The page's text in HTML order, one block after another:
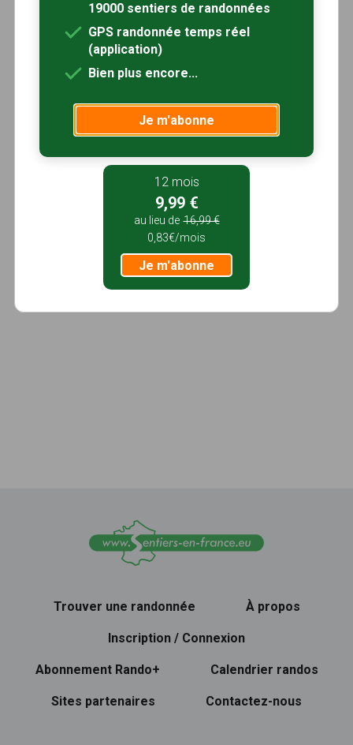
Trouver une randonnée À propos
Inscription / Connexion
Abonnement Rando+ Calendrier randos
Sites partenaires Contactez-nous
19000 sentiers de randonnées
GPS randonnée temps réel
(application)
Bien plus encore...
Je m'abonne
12 mois
9,99 €
au lieu de 16,99 €
0,83€/mois
Je m'abonne